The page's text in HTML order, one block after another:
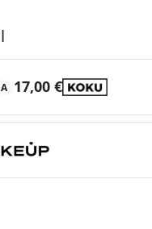
17,00 €